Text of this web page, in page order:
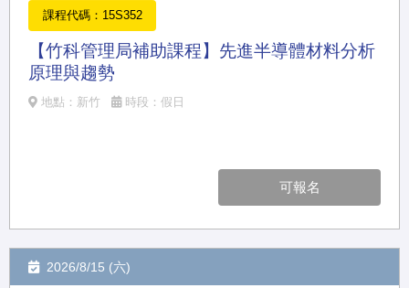
課程代碼：15S352
【竹科管理局補助課程】先進半導體材料分析
原理與趨勢
地點：新竹 時段：假日
可報名
2026/8/15 (六)